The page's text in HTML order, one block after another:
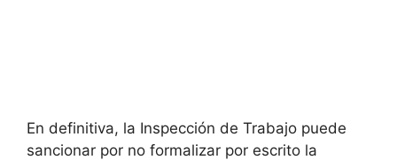
En definitiva, la Inspección de Trabajo puede
sancionar por no formalizar por escrito la